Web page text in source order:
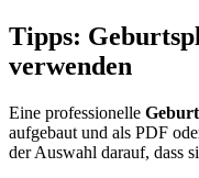
Tipps:
verwenden
Eine professionelle
aufgebaut und als PDF
der Auswahl darauf, dass